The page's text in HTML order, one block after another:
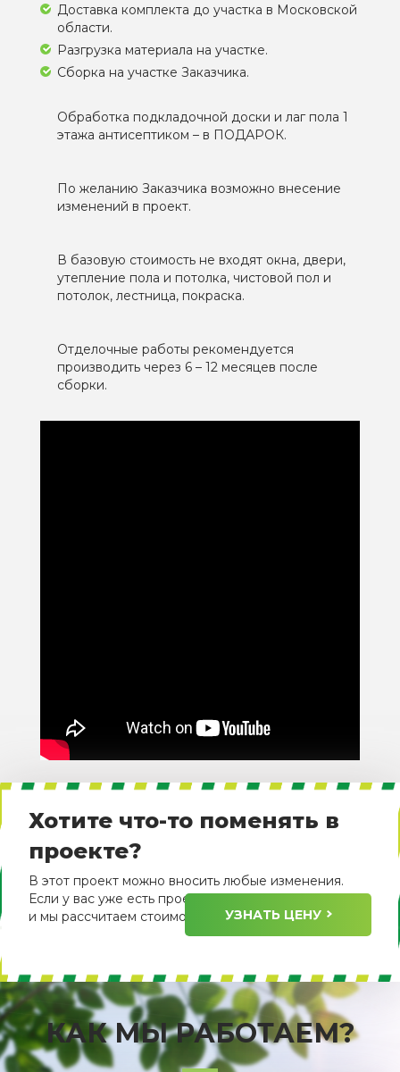
Доставка комплекта до участка в Московской
области.
Разгрузка материала на участке.
Сборка на участке Заказчика.
Обработка подкладочной доски и лаг пола 1
этажа антисептиком – в ПОДАРОК.
По желанию Заказчика возможно внесение
изменений в проект.
В базовую стоимость не входят окна, двери,
утепление пола и потолка, чистовой пол и
потолок, лестница, покраска.
Отделочные работы рекомендуется
производить через 6 – 12 месяцев после
сборки.
Хотите что-то поменять в
проекте?
В этот проект можно вносить любые изменения.
Если у вас уже есть проект, пришлите его нам
и мы рассчитаем стоимость его изготовления.
УЗНАТЬ ЦЕНУ
КАК МЫ РАБОТАЕМ?